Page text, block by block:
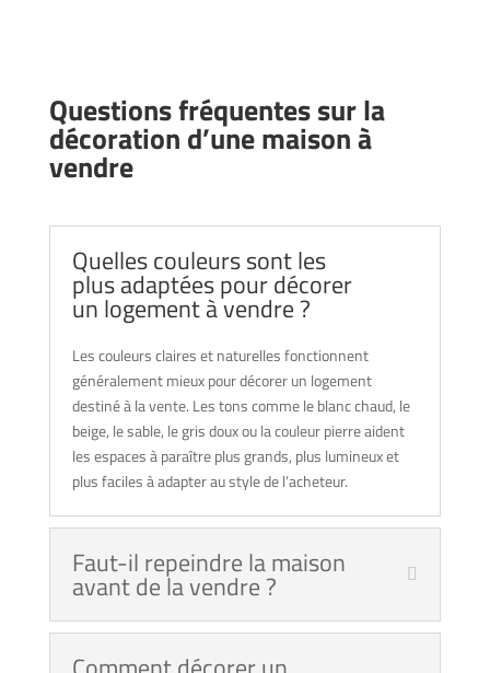
Questions fréquentes sur la
décoration d’une maison à
vendre
Quelles couleurs sont les
plus adaptées pour décorer
un logement à vendre ?
Les couleurs claires et naturelles fonctionnent
généralement mieux pour décorer un logement
destiné à la vente. Les tons comme le blanc chaud, le
beige, le sable, le gris doux ou la couleur pierre aident
les espaces à paraître plus grands, plus lumineux et
plus faciles à adapter au style de l’acheteur.
Faut-il repeindre la maison
avant de la vendre ?